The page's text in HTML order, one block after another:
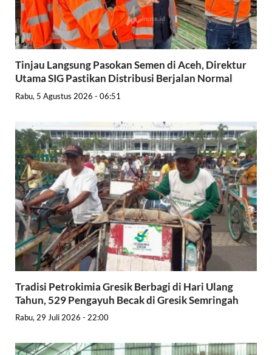
Tinjau Langsung Pasokan Semen di Aceh, Direktur
Utama SIG Pastikan Distribusi Berjalan Normal
Rabu, 5 Agustus 2026 - 06:51
Tradisi Petrokimia Gresik Berbagi di Hari Ulang
Tahun, 529 Pengayuh Becak di Gresik Semringah
Rabu, 29 Juli 2026 - 22:00